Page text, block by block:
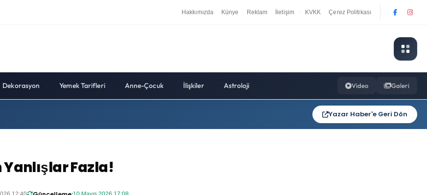
Hakkımızda Künye Reklam İletişim KVKK Çerez Politikası
Dekorasyon Yemek Tarifleri Anne-Çocuk İlişkiler Astroloji Video Galeri
Yazar Haber'e Geri Dön
Fazla!